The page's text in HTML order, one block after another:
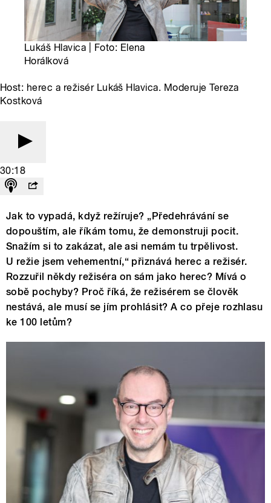
Lukáš Hlavica | Foto: Elena
Horálková
Host: herec a režisér Lukáš Hlavica. Moderuje Tereza
Kostková
30:18
Jak to vypadá, když režíruje? „Předehrávání se
dopouštím, ale říkám tomu, že demonstruji pocit.
Snažím si to zakázat, ale asi nemám tu trpělivost.
U režie jsem vehementní,“ přiznává herec a režisér.
Rozzuřil někdy režiséra on sám jako herec? Mívá o
sobě pochyby? Proč říká, že režisérem se člověk
nestává, ale musí se jím prohlásit? A co přeje rozhlasu
ke 100 letům?